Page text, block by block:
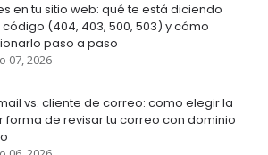
en tu sitio web: qué te está diciendo
(404, 403, 500, 503) y cómo
paso a paso
07, 2026
vs. cliente de correo: como elegir la
forma de revisar tu correo con dominio